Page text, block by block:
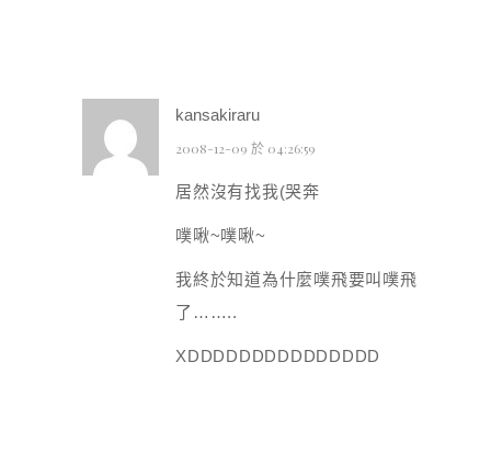
kansakiraru
2008-12-09 於 04:26:59
居然沒有找我(哭奔
噗啾~噗啾~
我終於知道為什麼噗飛要叫噗飛
了……..
XDDDDDDDDDDDDDDD